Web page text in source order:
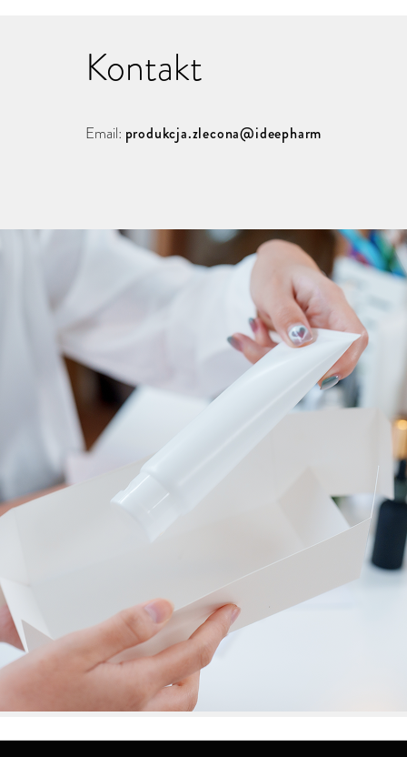
Kontakt
Email: produkcja.zlecona@ideepharm